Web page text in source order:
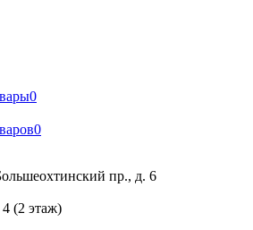
0
0
пр., д. 6
(2 этаж)